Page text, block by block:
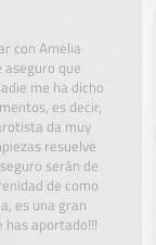
con Amelia
aseguro que
me ha dicho
es decir,
da muy
resuelve
serán de
de como
es una gran
has aportado!!!